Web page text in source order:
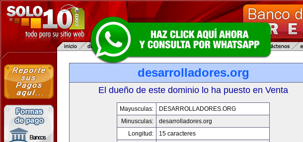
desarrolladores.org
El dueño de este dominio lo ha puesto en Venta
Mayusculas:
DESARROLLADORES.ORG
Minusculas:
desarrolladores.org
Longitud:
15 caracteres